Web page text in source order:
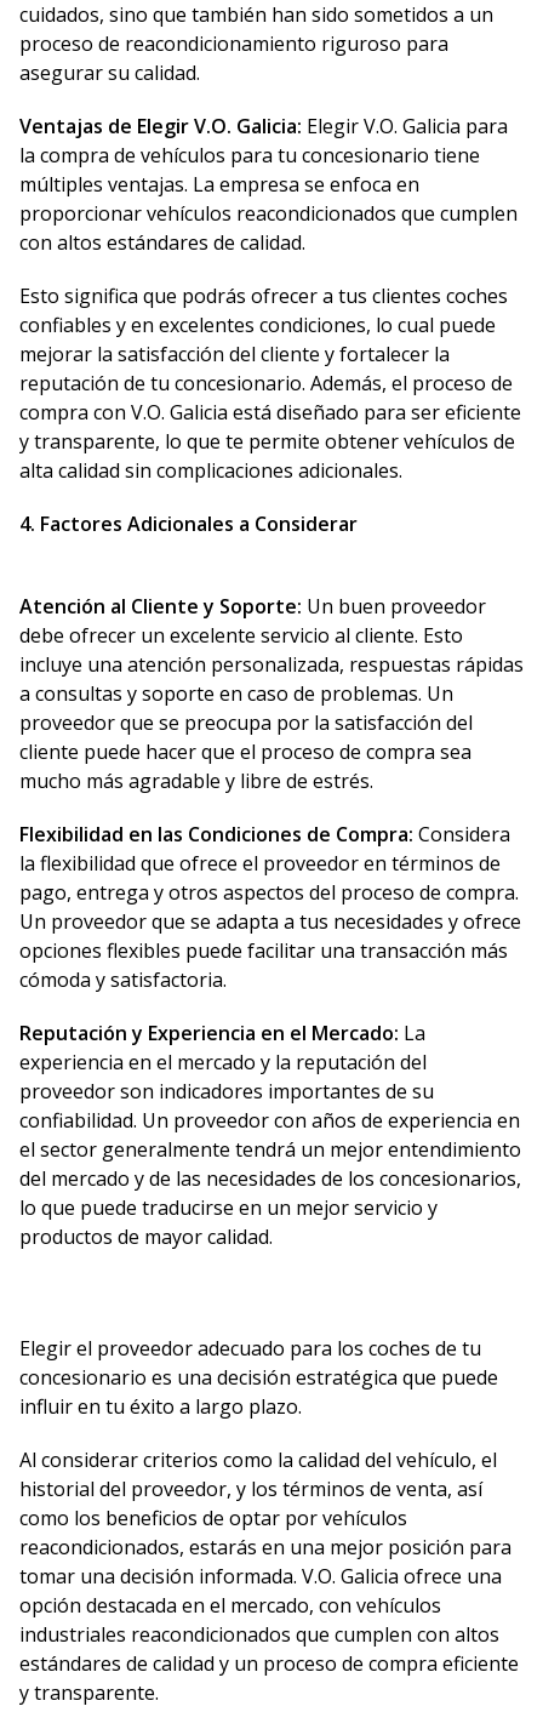
cuidados, sino que también han sido sometidos a un
proceso de reacondicionamiento riguroso para
asegurar su calidad.
Ventajas de Elegir V.O. Galicia: Elegir V.O. Galicia para
la compra de vehículos para tu concesionario tiene
múltiples ventajas. La empresa se enfoca en
proporcionar vehículos reacondicionados que cumplen
con altos estándares de calidad.
Esto significa que podrás ofrecer a tus clientes coches
confiables y en excelentes condiciones, lo cual puede
mejorar la satisfacción del cliente y fortalecer la
reputación de tu concesionario. Además, el proceso de
compra con V.O. Galicia está diseñado para ser eficiente
y transparente, lo que te permite obtener vehículos de
alta calidad sin complicaciones adicionales.
4. Factores Adicionales a Considerar
Atención al Cliente y Soporte: Un buen proveedor
debe ofrecer un excelente servicio al cliente. Esto
incluye una atención personalizada, respuestas rápidas
a consultas y soporte en caso de problemas. Un
proveedor que se preocupa por la satisfacción del
cliente puede hacer que el proceso de compra sea
mucho más agradable y libre de estrés.
Flexibilidad en las Condiciones de Compra: Considera
la flexibilidad que ofrece el proveedor en términos de
pago, entrega y otros aspectos del proceso de compra.
Un proveedor que se adapta a tus necesidades y ofrece
opciones flexibles puede facilitar una transacción más
cómoda y satisfactoria.
Reputación y Experiencia en el Mercado: La
experiencia en el mercado y la reputación del
proveedor son indicadores importantes de su
confiabilidad. Un proveedor con años de experiencia en
el sector generalmente tendrá un mejor entendimiento
del mercado y de las necesidades de los concesionarios,
lo que puede traducirse en un mejor servicio y
productos de mayor calidad.
Elegir el proveedor adecuado para los coches de tu
concesionario es una decisión estratégica que puede
influir en tu éxito a largo plazo.
Al considerar criterios como la calidad del vehículo, el
historial del proveedor, y los términos de venta, así
como los beneficios de optar por vehículos
reacondicionados, estarás en una mejor posición para
tomar una decisión informada. V.O. Galicia ofrece una
opción destacada en el mercado, con vehículos
industriales reacondicionados que cumplen con altos
estándares de calidad y un proceso de compra eficiente
y transparente.